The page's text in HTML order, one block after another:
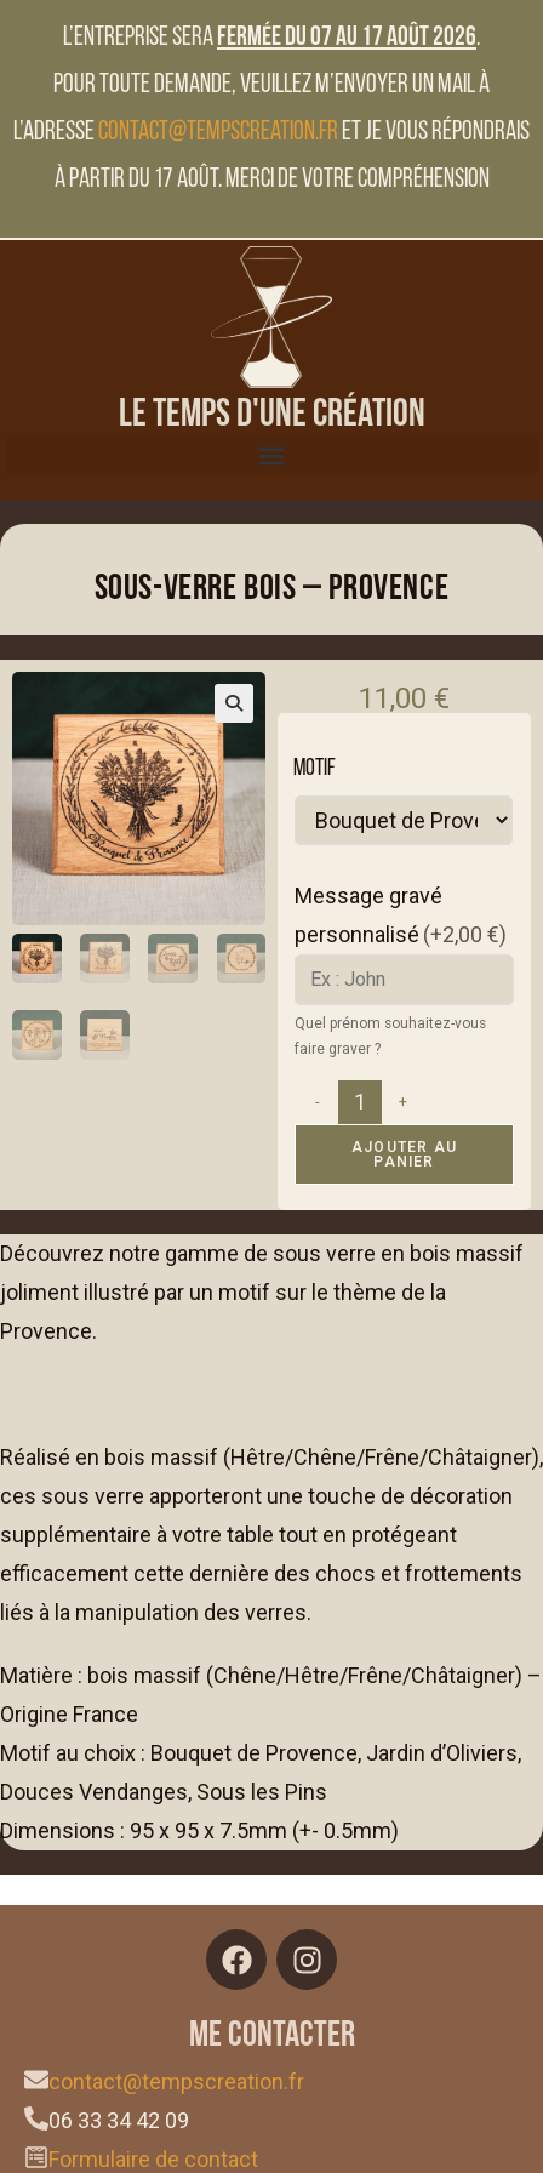
L’entreprise serafermée du 07 au 17 Août 2026.
Pour toute demande, veuillez m’envoyer un mail à
l’adressecontact@tempscreation.fr et je vous répondrais
à partir du 17 Août. Merci de votre compréhension
Le Temps d'une Création
Sous-verre bois – Provence
11,00 €
MOTIF
Message gravé
personnalisé (+2,00 €)
Quel prénom souhaitez-vous
faire graver ?
- +
AJOUTER AU
PANIER
l
t
e
e
:
Découvrez notre gamme de sous verre en bois massif
joliment illustré par un motif sur le thème de la
Provence.
Réalisé en bois massif (Hêtre/Chêne/Frêne/Châtaigner),
ces sous verre apporteront une touche de décoration
supplémentaire à votre table tout en protégeant
efficacement cette dernière des chocs et frottements
liés à la manipulation des verres.
Matière : bois massif (Chêne/Hêtre/Frêne/Châtaigner) –
Origine France
Motif au choix : Bouquet de Provence, Jardin d’Oliviers,
Douces Vendanges, Sous les Pins
Dimensions : 95 x 95 x 7.5mm (+- 0.5mm)
Me contacter
contact@tempscreation.fr
06 33 34 42 09
Formulaire de contact